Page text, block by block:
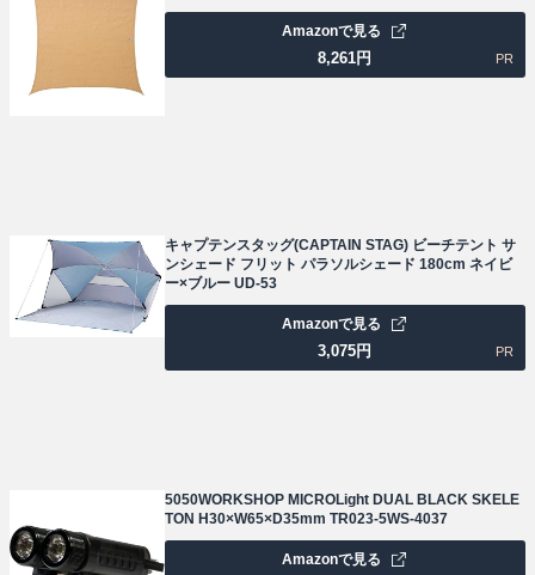
8,261円
Amazonで見る
PR
キャプテンスタッグ(CAPTAIN STAG) ビーチテント サ
ンシェード フリット パラソルシェード 180cm ネイビ
ー×ブルー UD-53
3,075円
Amazonで見る
PR
5050WORKSHOP MICROLight DUAL BLACK SKELE
TON H30×W65×D35mm TR023-5WS-4037
Amazonで見る